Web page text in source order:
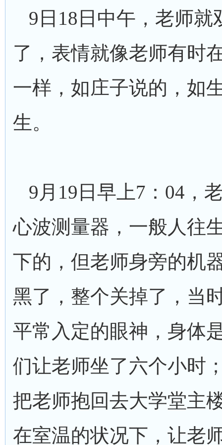
9日18日中午，老师就
了，表情就像老师有时
一样，如庄子说的，如
生。
9月19日早上7：04，
心波测量器，一般人往
下的，但老师身旁的机
黑了，整个关掉了，当
平常入定的眼神，身体
们让老师坐了六个小时
把老师抱回去大学堂主
在室温的状况下，让老